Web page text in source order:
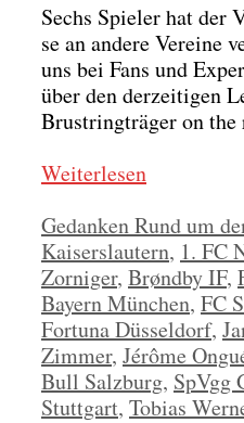
Sechs Spie­ler hat
se an ande­re Ver­ei­ne
uns bei Fans und
über den der­zei­ti­gen
Brust­ring­trä­ger on
Wei­ter­le­sen
Kategorien
Gedanken Rund um
Kaiserslautern, 1. FC
Zorniger, Brøndby IF,
Bayern München, FC
Fortuna Düsseldorf,
Zimmer, Jérôme
Bull Salzburg, SpVgg
Stuttgart, Tobias